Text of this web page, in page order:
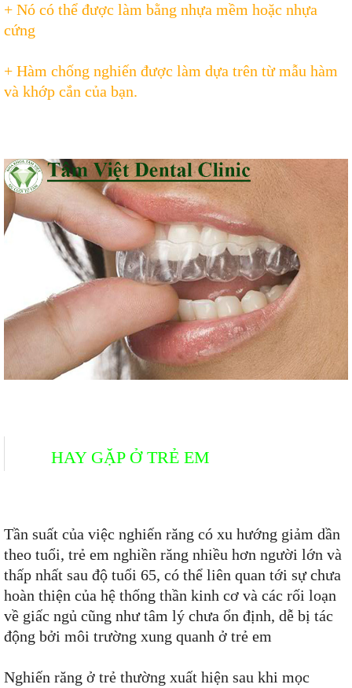
+ Nó có thể được làm bằng nhựa mềm hoặc nhựa
cứng
+ Hàm chống nghiến được làm dựa trên từ mẫu hàm
và khớp cắn của bạn.
HAY GẶP Ở TRẺ EM
Tần suất của việc nghiến răng có xu hướng giảm dần
theo tuổi, trẻ em nghiền răng nhiều hơn người lớn và
thấp nhất sau độ tuổi 65, có thể liên quan tới sự chưa
hoàn thiện của hệ thống thần kinh cơ và các rối loạn
về giấc ngủ cũng như tâm lý chưa ổn định, dễ bị tác
động bởi môi trường xung quanh ở trẻ em
Nghiến răng ở trẻ thường xuất hiện sau khi mọc